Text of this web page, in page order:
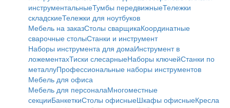
инструментальныеТумбы передвижныеТележки
складскиеТележки для ноутбуков
Мебель на заказСтолы сварщикаКоординатные
сварочные столыСтанки и инструмент
Наборы инструмента для домаИнструмент в
ложементахТиски слесарныеНаборы ключейСтанки по
металлуПрофессиональные наборы инструментов
Мебель для офиса
Мебель для персоналаМногоместные
секцииБанкеткиСтолы офисныеШкафы офисныеКресла